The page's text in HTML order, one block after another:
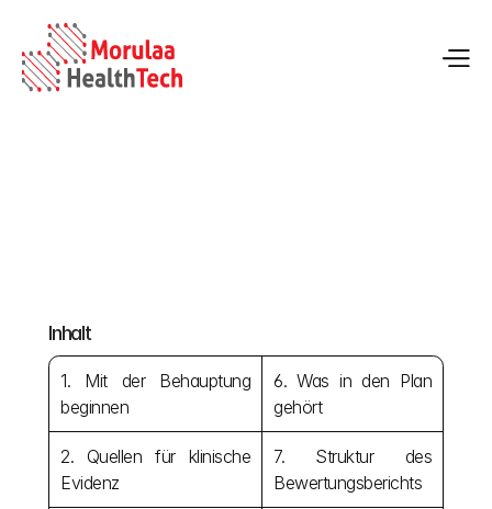
Inhalt
1. Mit der Behauptung
beginnen
6. Was in den Plan
gehört
2. Quellen für klinische
Evidenz
7. Struktur des
Bewertungsberichts